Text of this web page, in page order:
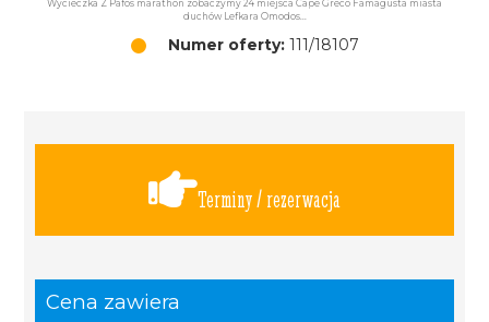
Wycieczka Z Pafos marathon zobaczymy 24 miejsca Cape Greco Famagusta miasta
duchów Lefkara Omodos...
Numer oferty:111/18107
Terminy / rezerwacja
Cena zawiera